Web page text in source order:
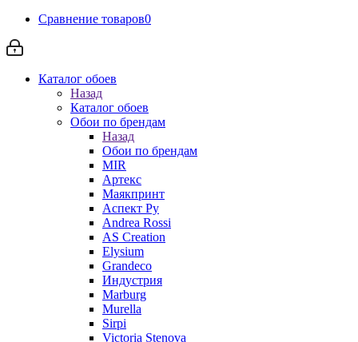
Сравнение товаров0
Каталог обоев
Назад
Каталог обоев
Обои по брендам
Назад
Обои по брендам
MIR
Артекс
Маякпринт
Аспект Ру
Andrea Rossi
AS Creation
Elysium
Grandeco
Индустрия
Marburg
Murella
Sirpi
Victoria Stenova